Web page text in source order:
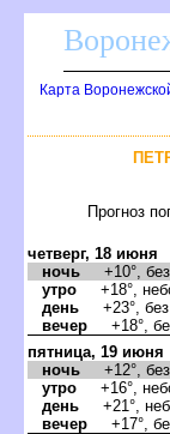
Карта
Прогноз
четверг, 18 июня
ночь +10°, без
утро +18°,
день +23°, без
ечер +18°,
пятница, 19 июня
ночь +12°, без
утро +16°,
день +21°,
ечер +17°,